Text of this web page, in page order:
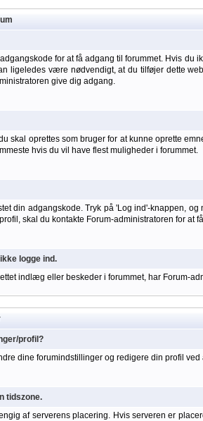
for at få adgang til forummet. Hvis
ligeledes være nødvendigt, at du tilføjer dette
give dig adgang.
skal oprettes som bruger for at kunne oprette
hvis du vil have flest muligheder i forummet.
din adgangskode. Tryk på 'Log ind'-knappen,
skal du kontakte Forum-administratoren for at
logge ind.
indlæg eller beskeder i forummet, har Forum-
profil?
dine forumindstillinger og redigere din profil
tidszone.
af serverens placering. Hvis serveren er